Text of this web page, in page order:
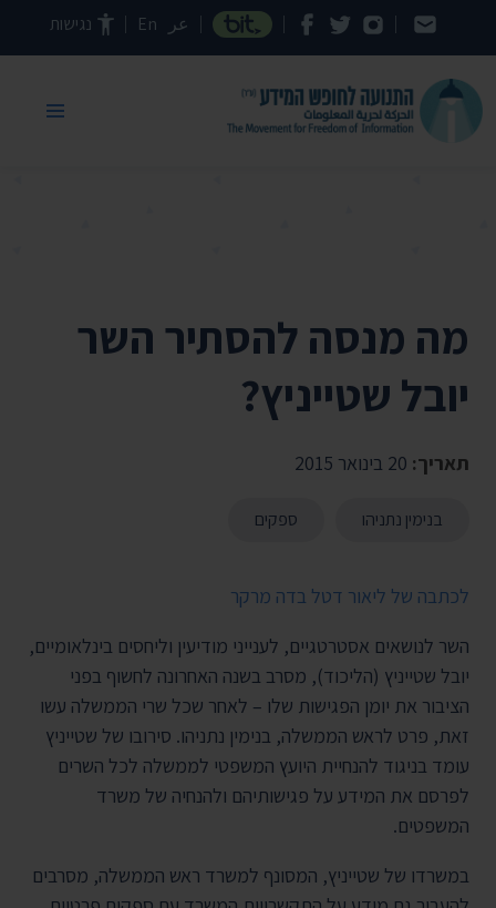
דילוג לתוכן העמוד عر En נגישות
מה מנסה להסתיר השר
יובל שטייניץ?
תאריך:
בנימין נתניהו ספקים
לכתבה של ליאור דטל בדה מרקר
השר לנושאים אסטרטגיים, לענייני מודיעין וליחסים בינלאומיים,
יובל שטייניץ (הליכוד), מסרב בשנה האחרונה לחשוף בפני
הציבור את יומן הפגישות שלו – לאחר שכל שרי הממשלה עשו
זאת, פרט לראש הממשלה, בנימין נתניהו. סירובו של שטייניץ
עומד בניגוד להנחיית היועץ המשפטי לממשלה לכל השרים
לפרסם את המידע על פגישותיהם ולהנחיה של משרד
המשפטים.
במשרדו של שטייניץ, המסונף למשרד ראש הממשלה, מסרבים